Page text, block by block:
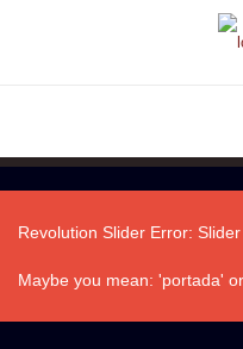
Revolution Slider Error:
Maybe you mean: 'portada'